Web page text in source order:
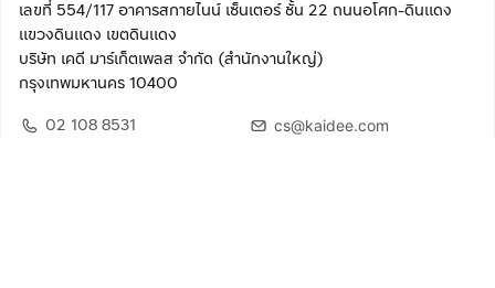
เลขที่ 554/117 อาคารสกายไนน์ เซ็นเตอร์ ชั้น 22 ถนนอโศก-ดินแดง
แขวงดินแดง เขตดินแดง
บริษัท เคดี มาร์เก็ตเพลส จำกัด (สำนักงานใหญ่)
กรุงเทพมหานคร 10400
02 108 8531
cs@kaidee.com